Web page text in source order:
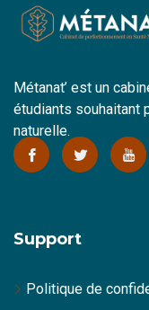
Métanat’ est un
étudiants souhaitant
naturelle.
Support
Politique de